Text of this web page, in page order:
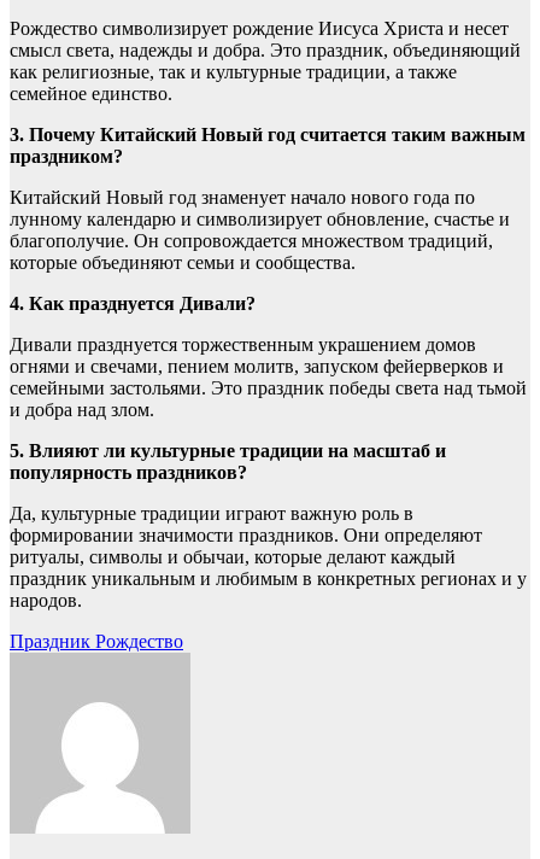
Рождество символизирует рождение Иисуса Христа и несет
смысл света, надежды и добра. Это праздник, объединяющий
как религиозные, так и культурные традиции, а также
семейное единство.
3. Почему Китайский Новый год считается таким важным
праздником?
Китайский Новый год знаменует начало нового года по
лунному календарю и символизирует обновление, счастье и
благополучие. Он сопровождается множеством традиций,
которые объединяют семьи и сообщества.
4. Как празднуется Дивали?
Дивали празднуется торжественным украшением домов
огнями и свечами, пением молитв, запуском фейерверков и
семейными застольями. Это праздник победы света над тьмой
и добра над злом.
5. Влияют ли культурные традиции на масштаб и
популярность праздников?
Да, культурные традиции играют важную роль в
формировании значимости праздников. Они определяют
ритуалы, символы и обычаи, которые делают каждый
праздник уникальным и любимым в конкретных регионах и у
народов.
Навигация
записям
Праздник Рождество